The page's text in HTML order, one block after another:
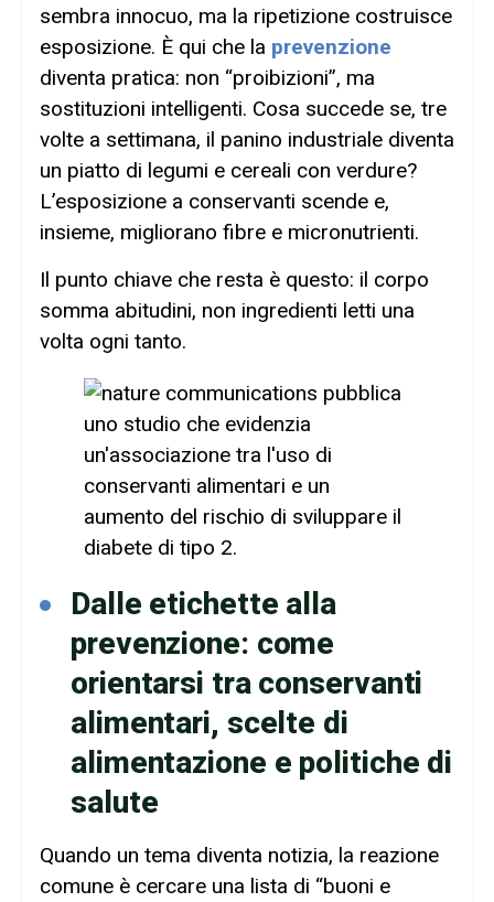
sembra innocuo, ma la ripetizione costruisce
esposizione. È qui che la prevenzione
diventa pratica: non “proibizioni”, ma
sostituzioni intelligenti. Cosa succede se, tre
volte a settimana, il panino industriale diventa
un piatto di legumi e cereali con verdure?
L’esposizione a conservanti scende e,
insieme, migliorano fibre e micronutrienti.
Il punto chiave che resta è questo: il corpo
somma abitudini, non ingredienti letti una
volta ogni tanto.
Dalle etichette alla
prevenzione: come
orientarsi tra conservanti
alimentari, scelte di
alimentazione e politiche di
salute
Quando un tema diventa notizia, la reazione
comune è cercare una lista di “buoni e